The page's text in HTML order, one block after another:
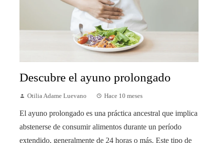
Descubre el ayuno prolongado
Otilia Adame Luevano Hace 10 meses
El ayuno prolongado es una práctica ancestral que implica
abstenerse de consumir alimentos durante un período
extendido, generalmente de 24 horas o más. Este tipo de